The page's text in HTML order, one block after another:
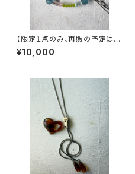
【限定１点のみ、再販の予定はあ
りません】ヴィンテージパーツで
作った丸型3wayネックレス【3
¥10,000